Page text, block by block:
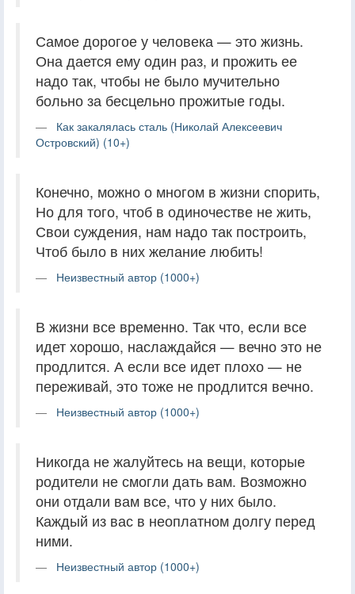
Самое дорогое у человека — это жизнь.
Она дается ему один раз, и прожить ее
надо так, чтобы не было мучительно
больно за бесцельно прожитые годы.
Как закалялась сталь (Николай Алексеевич
Островский) (10+)
Конечно, можно о многом в жизни спорить,
Но для того, чтоб в одиночестве не жить,
Свои суждения, нам надо так построить,
Чтоб было в них желание любить!
Неизвестный автор (1000+)
В жизни все временно. Так что, если все
идет хорошо, наслаждайся — вечно это не
продлится. А если все идет плохо — не
переживай, это тоже не продлится вечно.
Неизвестный автор (1000+)
Никогда не жалуйтесь на вещи, которые
родители не смогли дать вам. Возможно
они отдали вам все, что у них было.
Каждый из вас в неоплатном долгу перед
ними.
Неизвестный автор (1000+)